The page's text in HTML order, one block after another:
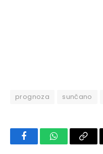
prognoza sunčano
FacebookWhatsAppCopy